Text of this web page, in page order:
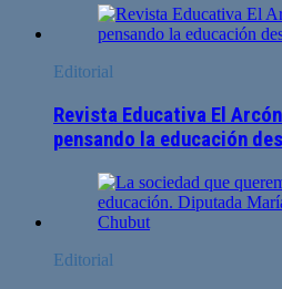
Editorial
Revista Educativa El
pensando la educación
Editorial